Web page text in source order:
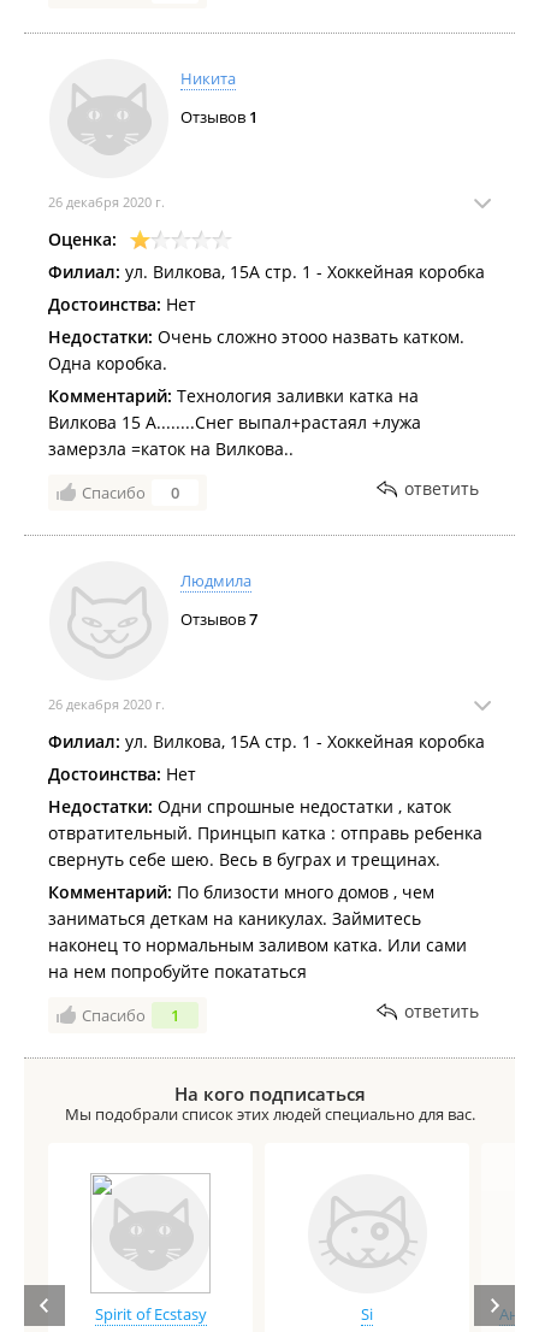
Никита
Отзывов 1
26 декабря 2020 г.
Оценка:
Филиал: ул. Вилкова, 15А стр. 1 - Хоккейная коробка
Достоинства: Нет
Недостатки: Очень сложно этооо назвать катком.
Одна коробка.
Комментарий: Технология заливки катка на
Вилкова 15 А........Снег выпал+растаял +лужа
замерзла =каток на Вилкова..
Спасибо 0 ответить
Людмила
Отзывов7
26 декабря 2020 г.
Филиал: ул. Вилкова, 15А стр. 1 - Хоккейная коробка
Достоинства: Нет
Недостатки: Одни спрошные недостатки , каток
отвратительный. Принцып катка : отправь ребенка
свернуть себе шею. Весь в буграх и трещинах.
Комментарий: По близости много домов , чем
заниматься деткам на каникулах. Займитесь
наконец то нормальным заливом катка. Или сами
на нем попробуйте покататься
Спасибо 1 ответить
На кого подписаться
Мы подобрали список этих людей специально для вас.
Spirit of Ecstasy Si